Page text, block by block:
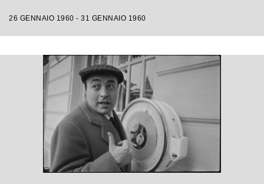
26 GENNAIO 1960 - 31 GENNAIO 1960